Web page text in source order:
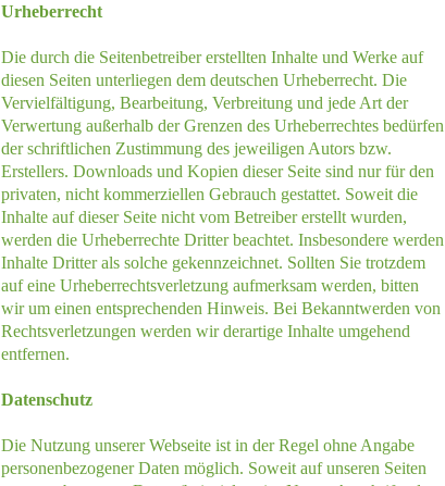
Urheberrecht
Die durch die Seitenbetreiber erstellten Inhalte und Werke auf
diesen Seiten unterliegen dem deutschen Urheberrecht. Die
Vervielfältigung, Bearbeitung, Verbreitung und jede Art der
Verwertung außerhalb der Grenzen des Urheberrechtes bedürfen
der schriftlichen Zustimmung des jeweiligen Autors bzw.
Erstellers. Downloads und Kopien dieser Seite sind nur für den
privaten, nicht kommerziellen Gebrauch gestattet. Soweit die
Inhalte auf dieser Seite nicht vom Betreiber erstellt wurden,
werden die Urheberrechte Dritter beachtet. Insbesondere werden
Inhalte Dritter als solche gekennzeichnet. Sollten Sie trotzdem
auf eine Urheberrechtsverletzung aufmerksam werden, bitten
wir um einen entsprechenden Hinweis. Bei Bekanntwerden von
Rechtsverletzungen werden wir derartige Inhalte umgehend
entfernen.
Datenschutz
Die Nutzung unserer Webseite ist in der Regel ohne Angabe
personenbezogener Daten möglich. Soweit auf unseren Seiten